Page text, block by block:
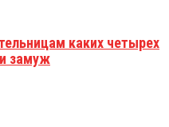
каких четырех
замуж